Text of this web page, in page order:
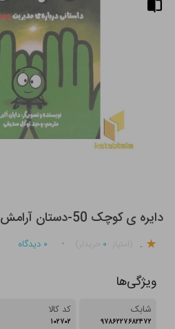
دایره ی کوچک 50-دستان آرامش بخش
. ۰ ۰ دیدگاه
ویژگی‌ها
شابک
۹۷۸۶۲۲۷۶۸۲۴۷۲
کد کالا
۱۰۲۷۰۲